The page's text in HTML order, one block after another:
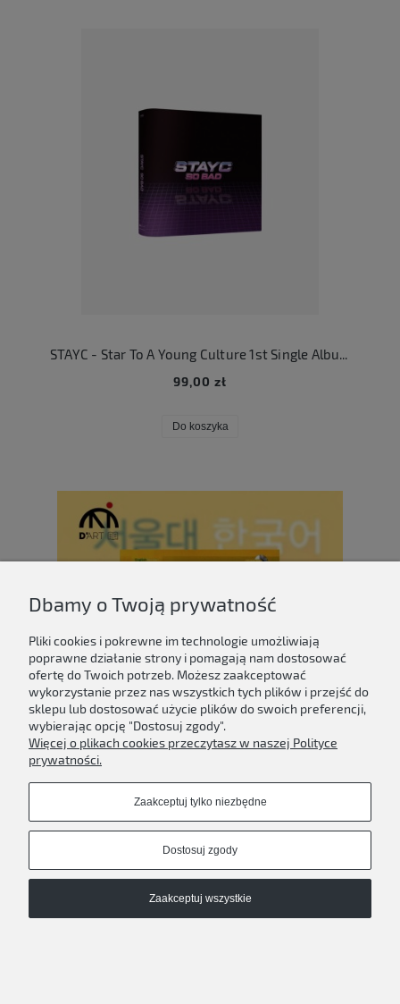
STAYC - Star To A Young Culture 1st Single Album
99,00 zł
Do koszyka
153,70 zł
Dbamy o Twoją prywatność
Pliki cookies i pokrewne im technologie umożliwiają
poprawne działanie strony i pomagają nam dostosować
ofertę do Twoich potrzeb. Możesz zaakceptować
wykorzystanie przez nas wszystkich tych plików i przejść do
sklepu lub dostosować użycie plików do swoich preferencji,
wybierając opcję "Dostosuj zgody".
Więcej o plikach cookies przeczytasz w naszej Polityce
prywatności.
Zaakceptuj tylko niezbędne
Dostosuj zgody
Zaakceptuj wszystkie